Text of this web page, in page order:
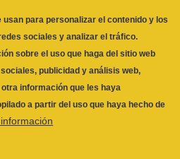
DE LA COMUNIDAD
a hacer una página web utilizable
la navegación en la página y el